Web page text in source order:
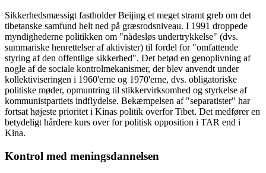
Sikkerhedsmæssigt fastholder Beijing et meget stramt greb om det
tibetanske samfund helt ned på græsrodsniveau. I 1991 droppede
myndighederne politikken om "nådesløs undertrykkelse" (dvs.
summariske henrettelser af aktivister) til fordel for "omfattende
styring af den offentlige sikkerhed". Det betød en genoplivning af
nogle af de sociale kontrolmekanismer, der blev anvendt under
kollektiviseringen i 1960'erne og 1970'erne, dvs. obligatoriske
politiske møder, opmuntring til stikkervirksomhed og styrkelse af
kommunistpartiets indflydelse. Bekæmpelsen af "separatister" har
fortsat højeste prioritet i Kinas politik overfor Tibet. Det medfører en
betydeligt hårdere kurs over for politisk opposition i TAR end i
Kina.
Kontrol med meningsdannelsen